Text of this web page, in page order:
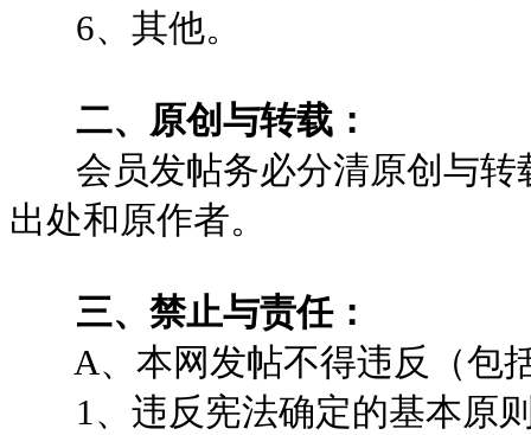
6、其他。
二、原创与转载：
会员发帖务必分清原创与转
出处和原作者。
三、禁止与责任：
A、本网发帖不得违反（包
1、违反宪法确定的基本原